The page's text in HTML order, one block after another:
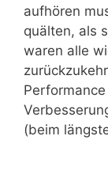
aufhören
quälten, als
waren alle
(beim